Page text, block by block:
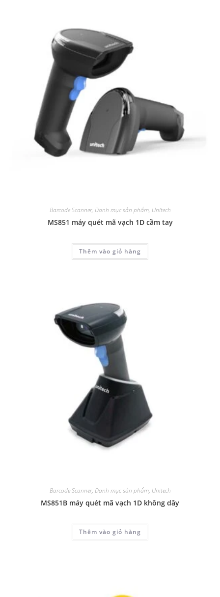
Barcode Scanner, Danh mục sản phẩm, Unitech
MS851 máy quét mã vạch 1D cầm tay
Thêm vào giỏ hàng
Barcode Scanner, Danh mục sản phẩm, Unitech
MS851B máy quét mã vạch 1D không dây
Thêm vào giỏ hàng